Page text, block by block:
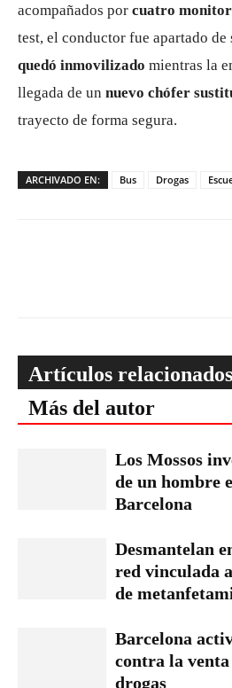
acompañados por cuatro
test, el conductor fue apartado de
quedó inmovilizado mientras la
llegada de un nuevo chófer
trayecto de forma segura.
ARCHIVADO EN: Bus Drogas
Artículos relacionados
Más del autor
Los Mossos
de un hombre
Barcelona
Desmantelan
red vinculada
de
Barcelona
contra la
drogas